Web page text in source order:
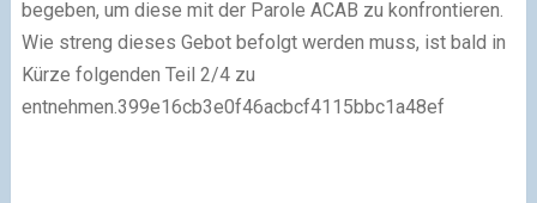
begeben, um diese mit der Parole ACAB zu konfrontieren.
Wie streng dieses Gebot befolgt werden muss, ist bald in
Kürze folgenden Teil 2/4 zu
entnehmen.399e16cb3e0f46acbcf4115bbc1a48ef